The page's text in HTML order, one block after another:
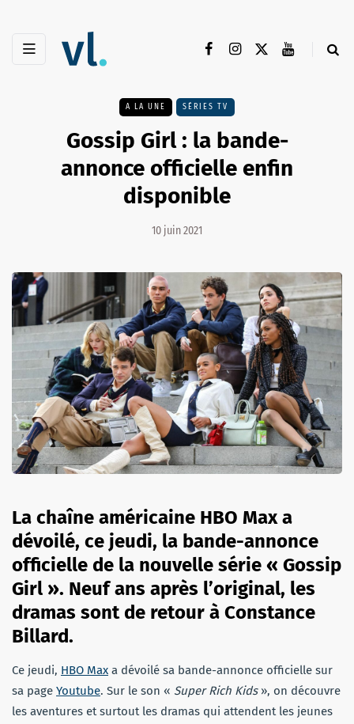
A LA UNE SÉRIES TV
Gossip Girl : la bande-
annonce officielle enfin
disponible
10 juin 2021
La chaîne américaine HBO Max a
dévoilé, ce jeudi, la bande-annonce
officielle de la nouvelle série « Gossip
Girl ». Neuf ans après l’original, les
dramas sont de retour à Constance
Billard.
Ce jeudi, HBO Max a dévoilé sa bande-annonce officielle sur
sa page Youtube. Sur le son « Super Rich Kids», on découvre
les aventures et surtout les dramas qui attendent les jeunes